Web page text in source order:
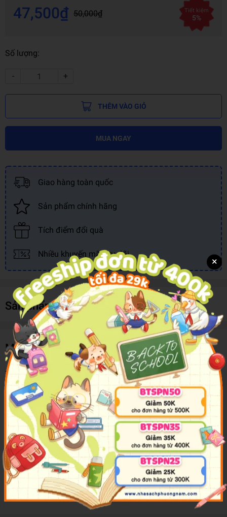
47,500₫ 50,000₫ Tiết kiệm
5%
Số lượng:
- +
THÊM VÀO GIỎ
MUA NGAY
Giao hàng toàn quốc
Sản phẩm chính hãng
Tích điểm đổi quà
Nhiều khuyến mãi, ưu đãi
Sản phẩm cùng loại
Mô tả sản phẩm
Từ Điển Phát Triển Ngôn Ngữ Bằng Hình Dành Cho Trẻ Mầm Non -
Song Ngữ Anh - Việt
Chủ đề:
- Động vật trên cạn
- Động vật dưới biển
- Động vật nuôi
- Các loài chim
×